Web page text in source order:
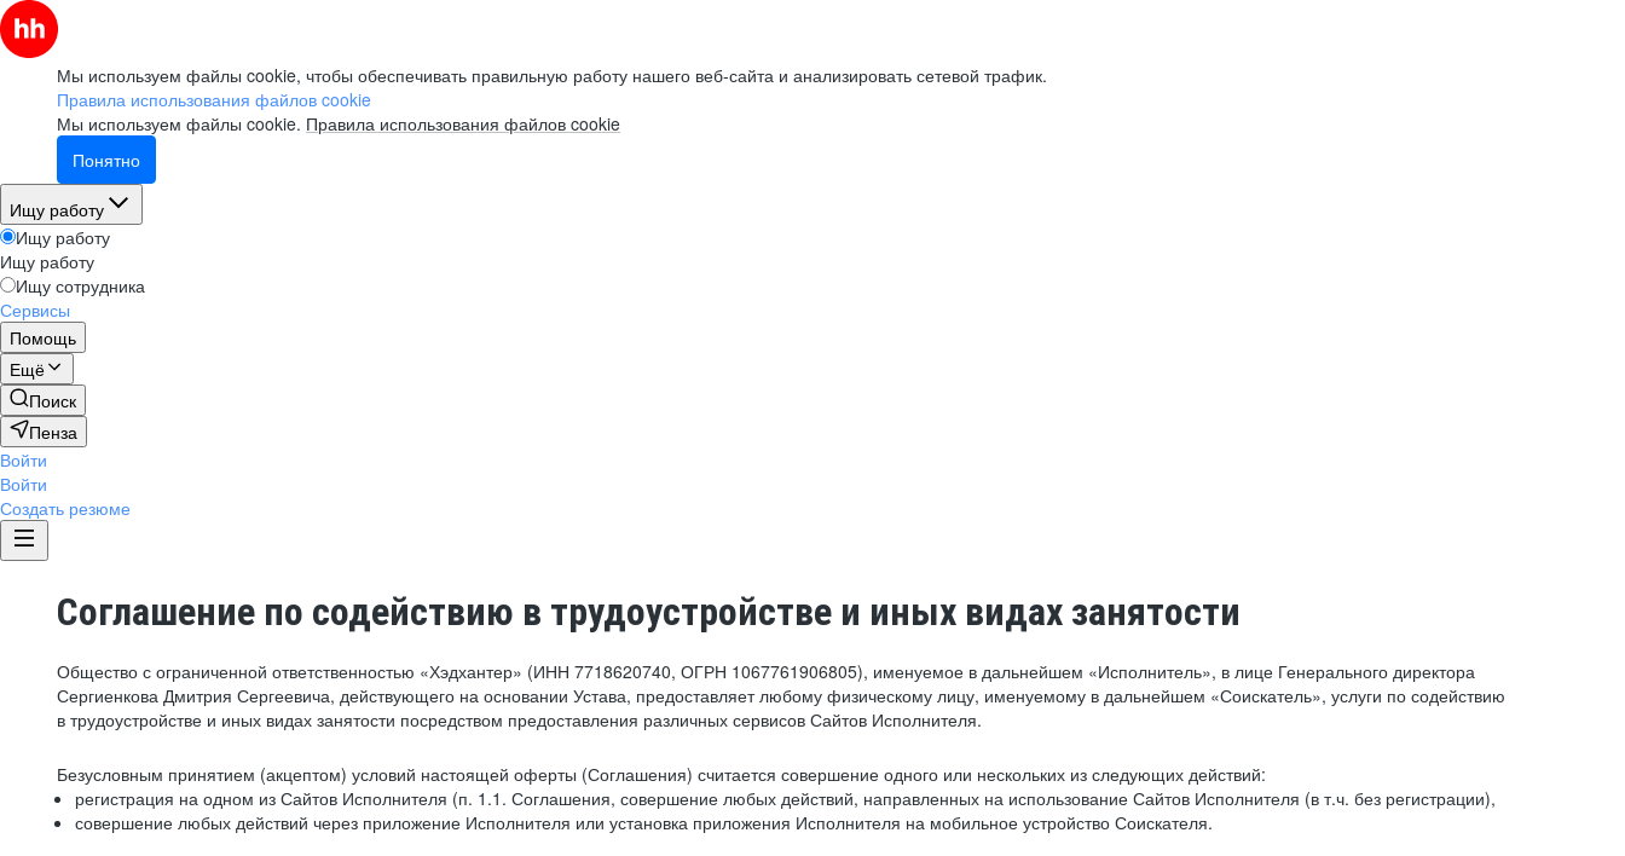
Мы используем файлы cookie, чтобы обеспечивать правильную работу нашего веб-сайта и анализировать сетевой трафик.
Правила использования файлов cookie
Мы используем файлы cookie. Правила использования файлов cookie
Понятно
Ищу работу
Ищу работу
Ищу работу
Ищу сотрудника
Сервисы
Помощь
Ещё
Поиск
Пенза
Войти
Войти
Создать резюме
Соглашение по содействию в трудоустройстве и иных видах занятости
Общество с ограниченной ответственностью «Хэдхантер» (ИНН 7718620740, ОГРН 1067761906805), именуемое в дальнейшем «Исполнитель», в лице Генерального директора
Сергиенкова Дмитрия Сергеевича, действующего на основании Устава, предоставляет любому физическому лицу, именуемому в дальнейшем «Соискатель», услуги по содействию
в трудоустройстве и иных видах занятости посредством предоставления различных сервисов Сайтов Исполнителя.
Безусловным принятием (акцептом) условий настоящей оферты (Соглашения) считается совершение одного или нескольких из следующих действий:
регистрация на одном из Сайтов Исполнителя (п. 1.1. Соглашения, совершение любых действий, направленных на использование Сайтов Исполнителя (в т.ч. без регистрации),
совершение любых действий через приложение Исполнителя или установка приложения Исполнителя на мобильное устройство Соискателя.